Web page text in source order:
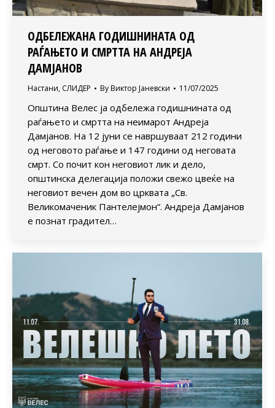
ОДБЕЛЕЖАНА ГОДИШНИНАТА ОД
РАЃАЊЕТО И СМРТТА НА АНДРЕЈА
ДАМЈАНОВ
Настани, СЛИДЕР By Виктор Јаневски 11/07/2025
Општина Велес ја одбележа годишнината од
раѓањето и смртта на неимарот Андреја
Дамјанов. На 12 јуни се навршуваат 212 години
од неговото раѓање и 147 години од неговата
смрт. Со почит кон неговиот лик и дело,
општинска делегација положи свежо цвеќе на
неговиот вечен дом во црквата „Св.
Великомаченик Пантелејмон“. Андреја Дамјанов
е познат градител…